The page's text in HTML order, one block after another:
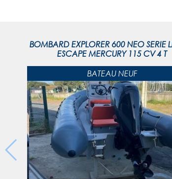
BOMBARD EXPLORER 600 NEO SERIE
ESCAPE MERCURY 115 CV 4 T
BATEAU NEUF